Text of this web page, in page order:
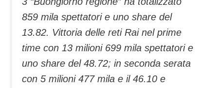
859 mila spettatori e uno share del
13.82. Vittoria delle reti Rai nel prime
time con 13 milioni 699 mila spettatori e
uno share del 48.72; in seconda serata
con 5 milioni 477 mila e il 46.10 e